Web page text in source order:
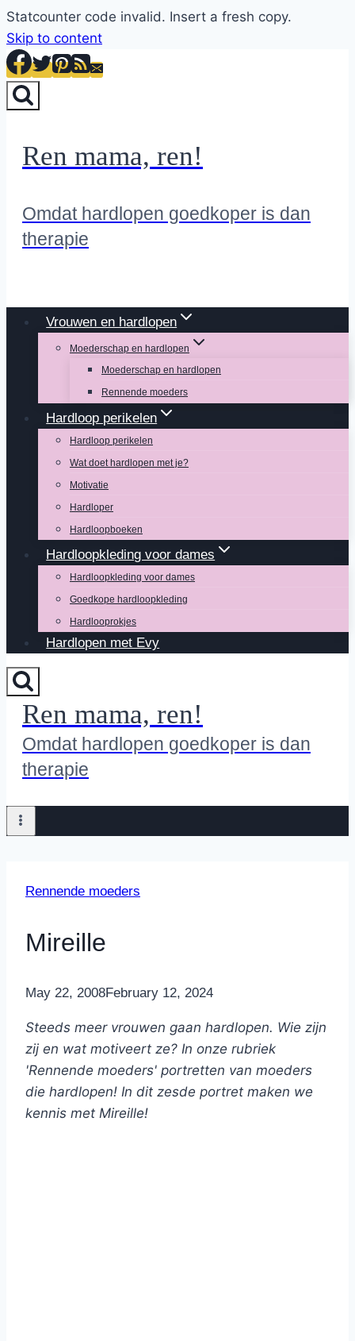
Statcounter code invalid. Insert a fresh copy.
Skip to content
Ren mama, ren!
Omdat hardlopen goedkoper is dan
therapie
Vrouwen en hardlopen
Moederschap en hardlopen
Moederschap en hardlopen
Rennende moeders
Hardloop perikelen
Hardloop perikelen
Wat doet hardlopen met je?
Motivatie
Hardloper
Hardloopboeken
Hardloopkleding voor dames
Hardloopkleding voor dames
Goedkope hardloopkleding
Hardlooprokjes
Hardlopen met Evy
Ren mama, ren!
Omdat hardlopen goedkoper is dan
therapie
Rennende moeders
Mireille
ByNicole
May 22, 2008February 12, 2024
Steeds meer vrouwen gaan hardlopen. Wie zijn
zij en wat motiveert ze? In onze rubriek
'Rennende moeders' portretten van moeders
die hardlopen! In dit zesde portret maken we
kennis met Mireille!